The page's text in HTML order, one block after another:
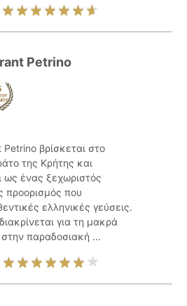
Petrino
βρίσκεται στο
της Κρήτης και
ως ένας ξεχωριστός
προορισμός που
ελληνικές γεύσεις.
για τη μακρά
παραδοσιακή ...